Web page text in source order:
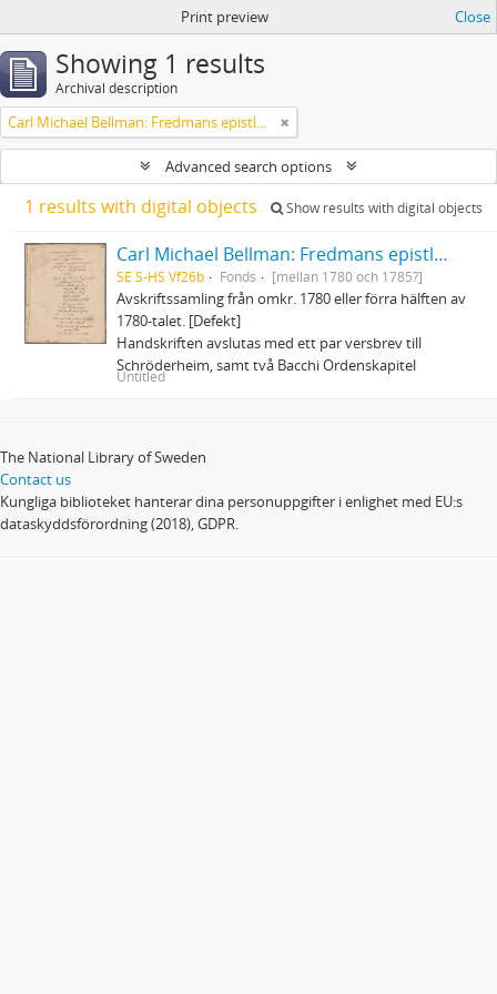
Print preview Close
Showing 1 results
Archival description
Carl Michael Bellman: Fredmans epistlar och sånger m.fl. Bellman-texter
Advanced search options
1 results with digital objects Show results with digital objects
Carl Michael Bellman: Fredmans epistlar och sånger m.fl. Bellman-texter
SE S-HS Vf26b Fonds [mellan 1780 och 1785?]
Avskriftssamling från omkr. 1780 eller förra hälften av
1780-talet. [Defekt]
Handskriften avslutas med ett par versbrev till
Schröderheim, samt två Bacchi Ordenskapitel
Untitled
The National Library of Sweden
Contact us
Kungliga biblioteket hanterar dina personuppgifter i enlighet med EU:s
dataskyddsförordning (2018), GDPR.